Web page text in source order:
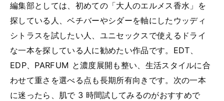
編集部としては、初めての「大人のエルメス香水」を
探している人、ベチバーやシダーを軸にしたウッディ
シトラスを試したい人、ユニセックスで使えるドライ
な一本を探している人に勧めたい作品です。EDT、
EDP、PARFUM と濃度展開も整い、生活スタイルに合
わせて重さを選べる点も長期所有向きです。次の一本
に迷ったら、肌で 3 時間試してみるのがおすすめで